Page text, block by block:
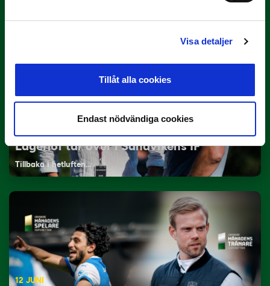
Visa detaljer
Tillåt alla cookies
Endast nödvändiga cookies
Lagerlöf tar över i Sandvikens IF
Tillbaka i hetluften…
12 JUNI